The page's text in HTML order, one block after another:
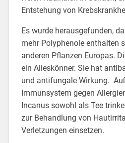
Entstehung von
Es wurde herausgefunden,
mehr Polyphenole enthalten
anderen Pflanzen Europas.
ein Alleskönner. Sie hat
und antifungale Wirkung.
Immunsystem gegen
Incanus sowohl als Tee
zur Behandlung von
Verletzungen einsetzen.